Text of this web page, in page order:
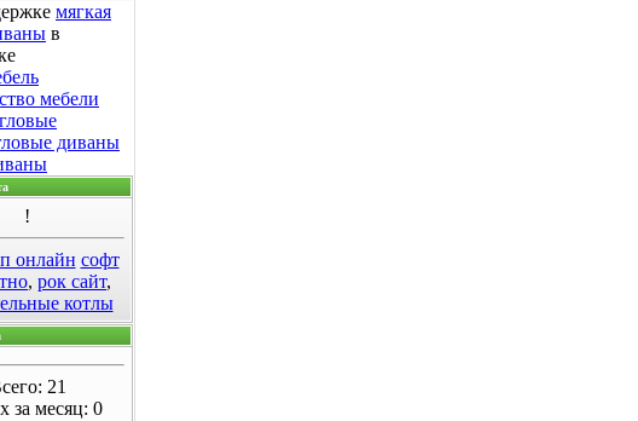
мягкая
в
мебели
диваны
!
онлайн софт
, рок сайт,
котлы
21
за месяц: 0